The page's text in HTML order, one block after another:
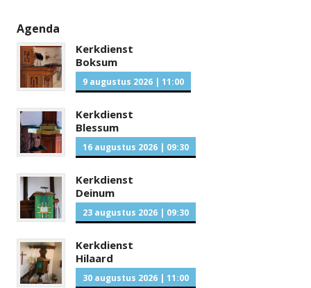
Agenda
Kerkdienst
Boksum
9 augustus 2026 | 11:00
Kerkdienst
Blessum
16 augustus 2026 | 09:30
Kerkdienst
Deinum
23 augustus 2026 | 09:30
Kerkdienst
Hilaard
30 augustus 2026 | 11:00